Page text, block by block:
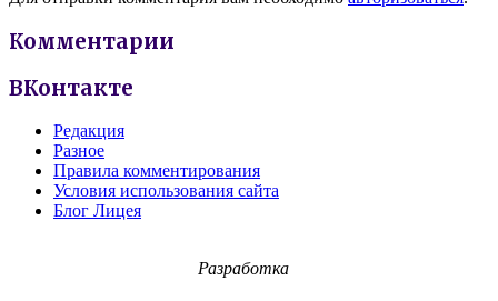
Комментарии
ВКонтакте
Редакция
Разное
Правила комментирования
Условия использования сайта
Блог Лицея
Разработка